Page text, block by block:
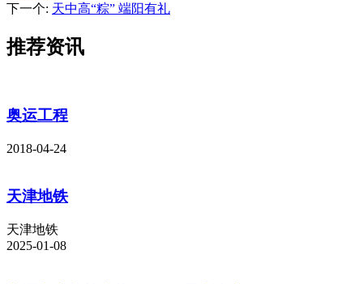
下一个: 天中高“粽” 端阳有礼
推荐资讯
奥运工程
2018-04-24
天津地铁
天津地铁
2025-01-08